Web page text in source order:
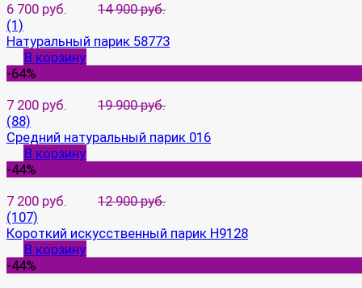
6 700 руб.
14 900 руб.
(1)
Натуральный парик 58773
В корзину
-64%
7 200 руб.
19 900 руб.
(88)
Средний натуральный парик 016
В корзину
-44%
7 200 руб.
12 900 руб.
(107)
Короткий искусственный парик H9128
В корзину
-44%